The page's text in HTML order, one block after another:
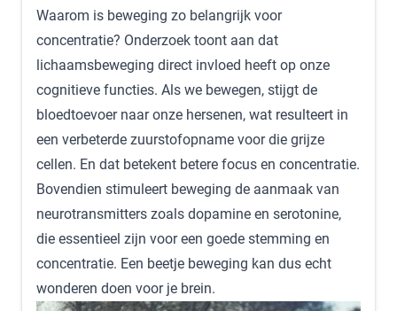
Waarom is beweging zo belangrijk voor
concentratie? Onderzoek toont aan dat
lichaamsbeweging direct invloed heeft op onze
cognitieve functies. Als we bewegen, stijgt de
bloedtoevoer naar onze hersenen, wat resulteert in
een verbeterde zuurstofopname voor die grijze
cellen. En dat betekent betere focus en concentratie.
Bovendien stimuleert beweging de aanmaak van
neurotransmitters zoals dopamine en serotonine,
die essentieel zijn voor een goede stemming en
concentratie. Een beetje beweging kan dus echt
wonderen doen voor je brein.